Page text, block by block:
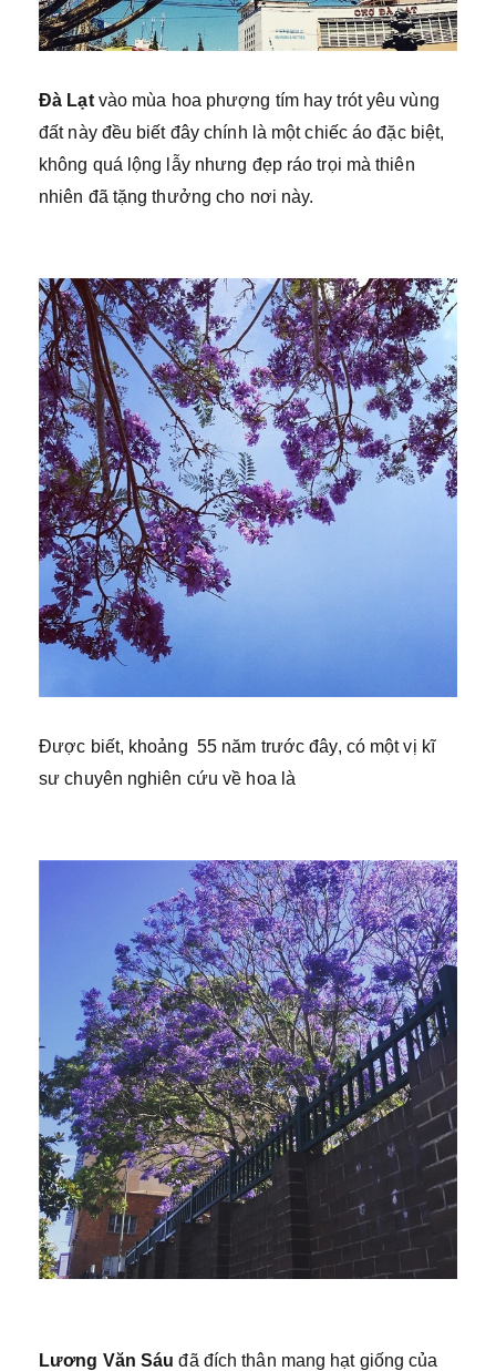
Đà Lạt vào mùa hoa phượng tím hay trót yêu vùng
đất này đều biết đây chính là một chiếc áo đặc biệt,
không quá lộng lẫy nhưng đẹp ráo trọi mà thiên
nhiên đã tặng thưởng cho nơi này.
Được biết, khoảng 55 năm trước đây, có một vị kĩ
sư chuyên nghiên cứu về hoa là
Lương Văn Sáuđã đích thân mang hạt giống của